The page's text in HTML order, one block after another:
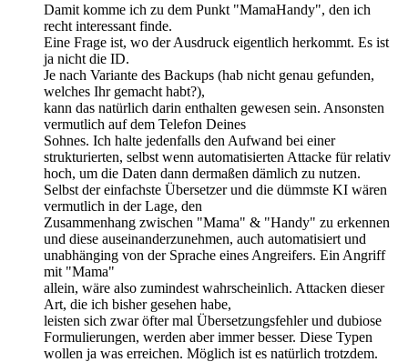
Damit komme ich zu dem Punkt "MamaHandy", den ich
recht interessant finde.
Eine Frage ist, wo der Ausdruck eigentlich herkommt. Es ist
ja nicht die ID.
Je nach Variante des Backups (hab nicht genau gefunden,
welches Ihr gemacht habt?),
kann das natürlich darin enthalten gewesen sein. Ansonsten
vermutlich auf dem Telefon Deines
Sohnes. Ich halte jedenfalls den Aufwand bei einer
strukturierten, selbst wenn automatisierten Attacke für relativ
hoch, um die Daten dann dermaßen dämlich zu nutzen.
Selbst der einfachste Übersetzer und die dümmste KI wären
vermutlich in der Lage, den
Zusammenhang zwischen "Mama" & "Handy" zu erkennen
und diese auseinanderzunehmen, auch automatisiert und
unabhänging von der Sprache eines Angreifers. Ein Angriff
mit "Mama"
allein, wäre also zumindest wahrscheinlich. Attacken dieser
Art, die ich bisher gesehen habe,
leisten sich zwar öfter mal Übersetzungsfehler und dubiose
Formulierungen, werden aber immer besser. Diese Typen
wollen ja was erreichen. Möglich ist es natürlich trotzdem.